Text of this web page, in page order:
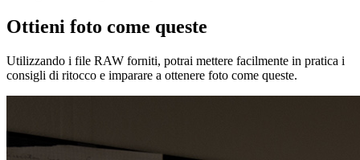
Ottieni foto come queste
Utilizzando i file RAW forniti, potrai mettere facilmente in pratica i
consigli di ritocco e imparare a ottenere foto come queste.